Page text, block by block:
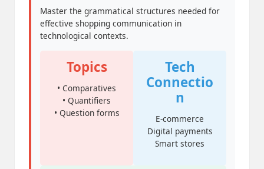
Master the grammatical structures needed for
effective shopping communication in
technological contexts.
Topics
• Comparatives
• Quantifiers
• Question forms
Tech
Connectio
n
E-commerce
Digital payments
Smart stores